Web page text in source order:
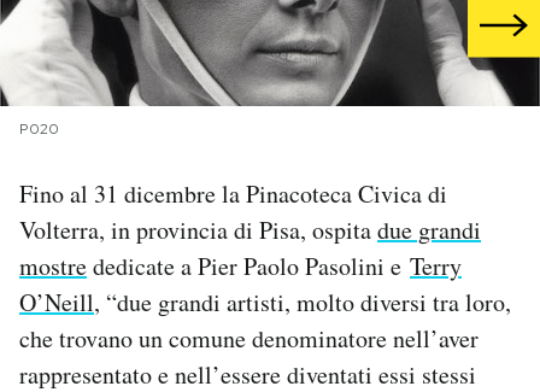
NEWSLETTER
SHOP
CALENDARIO
AREA PERSONALE
P020
Fino al 31 dicembre la Pinacoteca Civica di
Volterra, in provincia di Pisa, ospitadue grandi
mostrededicate a Pier Paolo Pasolini e Terry
O’Neill, “due grandi artisti, molto diversi tra loro,
che trovano un comune denominatore nell’aver
rappresentato e nell’essere diventati essi stessi